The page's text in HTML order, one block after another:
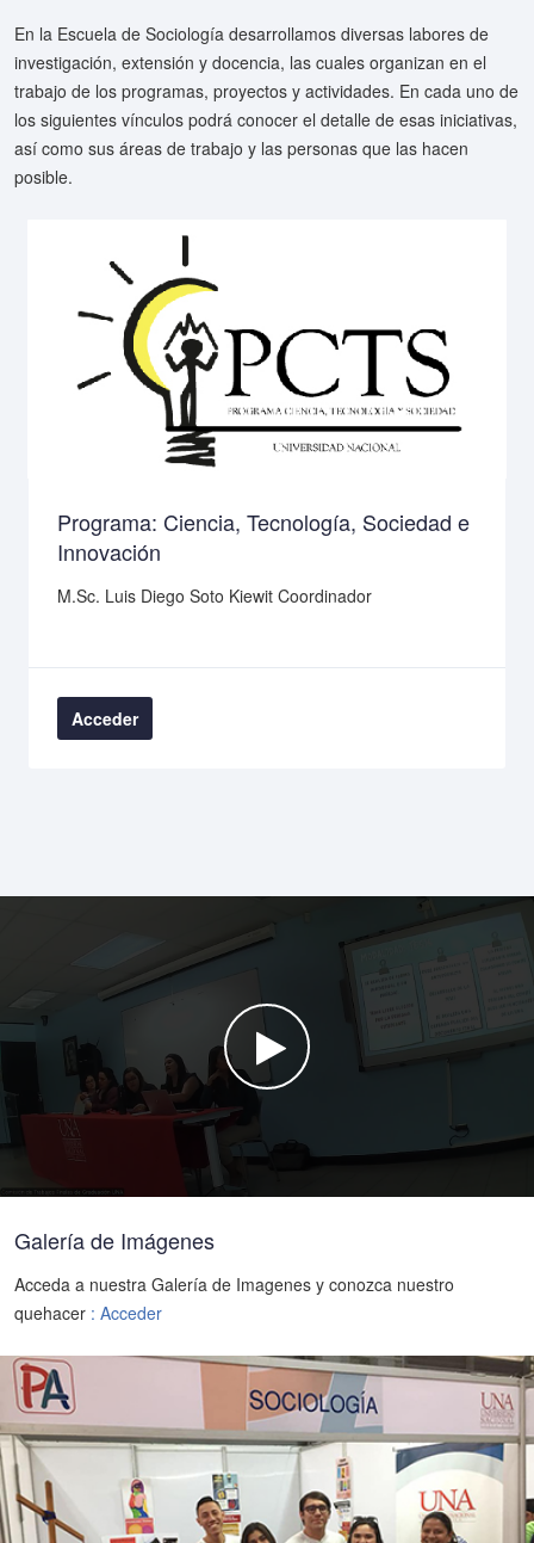
En la Escuela de Sociología desarrollamos diversas labores de
investigación, extensión y docencia, las cuales organizan en el
trabajo de los programas, proyectos y actividades. En cada uno de
los siguientes vínculos podrá conocer el detalle de esas iniciativas,
así como sus áreas de trabajo y las personas que las hacen
posible.
Programa: Ciencia, Tecnología, Sociedad e
Innovación
M.Sc. Luis Diego Soto Kiewit Coordinador
Acceder
Watch the video
Galería de Imágenes
Acceda a nuestra Galería de Imagenes y conozca nuestro
quehacer : Acceder